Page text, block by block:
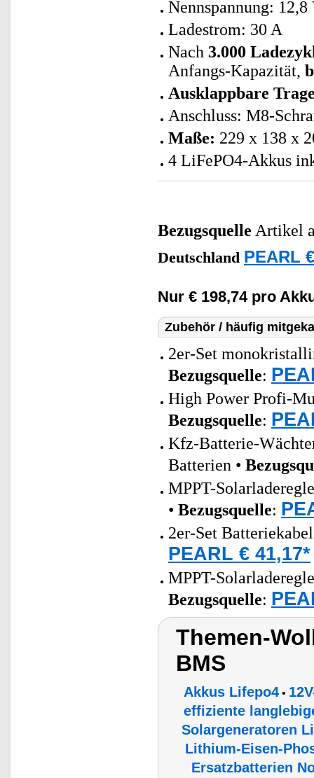
Nennspannung: 12,8
Ladestrom: 30 A
Nach 3.000
Anfangs-Kapazität,
Ausklappbare
Anschluss: M8-
Maße: 229 x 138 x
4 LiFePO4-Akkus
Bezugsquelle Artikel
Deutschland PEARL
Nur € 198,74 pro
Zubehör / häufig
2er-Set
Bezugsquelle:
High Power Profi-
Bezugsquelle:
Kfz-Batterie-
Batterien •
MPPT-
• Bezugsquelle:
2er-Set
PEARL € 41,17*
MPPT-
Bezugsquelle:
Themen-
BMS
Akkus Lifepo4 •
effiziente
Solargeneratoren
Lithium-Eisen-
Ersatzbatterien